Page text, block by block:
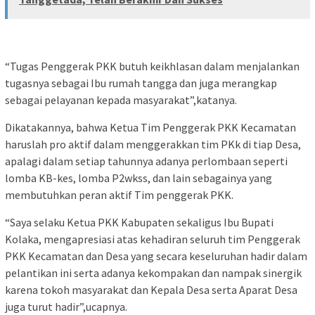
“Tugas Penggerak PKK butuh keikhlasan dalam menjalankan
tugasnya sebagai Ibu rumah tangga dan juga merangkap
sebagai pelayanan kepada masyarakat”,katanya.
Dikatakannya, bahwa Ketua Tim Penggerak PKK Kecamatan
haruslah pro aktif dalam menggerakkan tim PKk di tiap Desa,
apalagi dalam setiap tahunnya adanya perlombaan seperti
lomba KB-kes, lomba P2wkss, dan lain sebagainya yang
membutuhkan peran aktif Tim penggerak PKK.
“Saya selaku Ketua PKK Kabupaten sekaligus Ibu Bupati
Kolaka, mengapresiasi atas kehadiran seluruh tim Penggerak
PKK Kecamatan dan Desa yang secara keseluruhan hadir dalam
pelantikan ini serta adanya kekompakan dan nampak sinergik
karena tokoh masyarakat dan Kepala Desa serta Aparat Desa
juga turut hadir”,ucapnya.